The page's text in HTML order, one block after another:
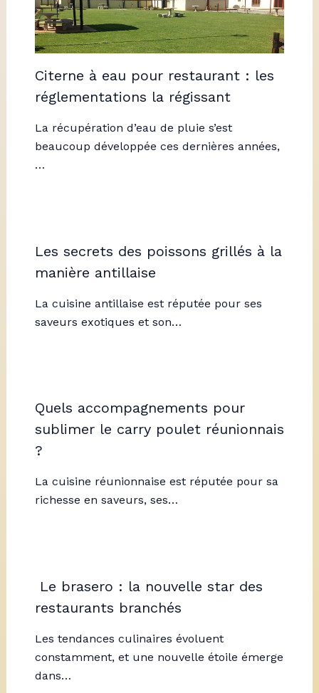
Citerne à eau pour restaurant : les
réglementations la régissant
La récupération d’eau de pluie s’est
beaucoup développée ces dernières années,
…
Les secrets des poissons grillés à la
manière antillaise
La cuisine antillaise est réputée pour ses
saveurs exotiques et son…
Quels accompagnements pour
sublimer le carry poulet réunionnais
?
La cuisine réunionnaise est réputée pour sa
richesse en saveurs, ses…
Le brasero : la nouvelle star des
restaurants branchés
Les tendances culinaires évoluent
constamment, et une nouvelle étoile émerge
dans…